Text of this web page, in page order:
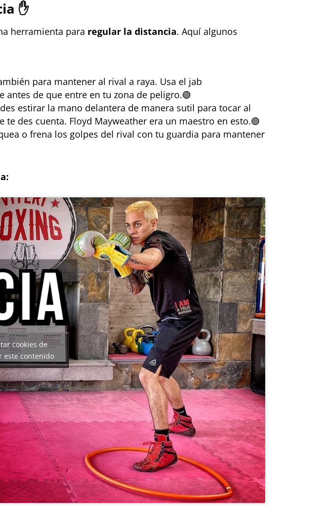
✋
herramienta para regular la distancia. Aquí algunos
para mantener al rival a raya. Usa el jab
de que entre en tu zona de peligro.🟢
estirar la mano delantera de manera sutil para tocar al
des cuenta. Floyd Mayweather era un maestro en esto.🟢
o frena los golpes del rival con tu guardia para mantener
cookies de
este contenido